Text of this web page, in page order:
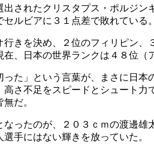
されたクリスタプス・ポルジ
ルビアに３１点差で敗れている。
きを決め、２位のフィリピン
、日本の世界ランクは４８位（
た」という言葉が、まさに日本
さ不足をスピードとシュート
だ。
ったのが、２０３ｃｍの渡邊雄
手にはない輝きを放っていた。